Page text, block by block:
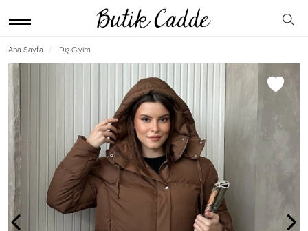
Ana Sayfa Dış Giyim